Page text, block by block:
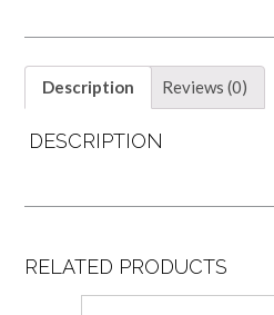
Description Reviews (0)
DESCRIPTION
RELATED PRODUCTS